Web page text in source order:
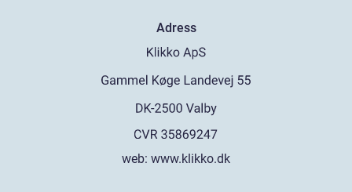
Adress
web: www.klikko.dk